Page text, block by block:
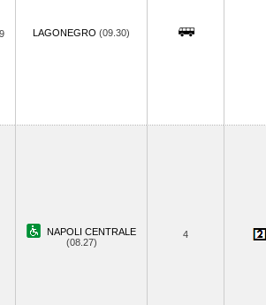
LAGONEGRO (09.30)
NAPOLI CENTRALE
(08.27)
4